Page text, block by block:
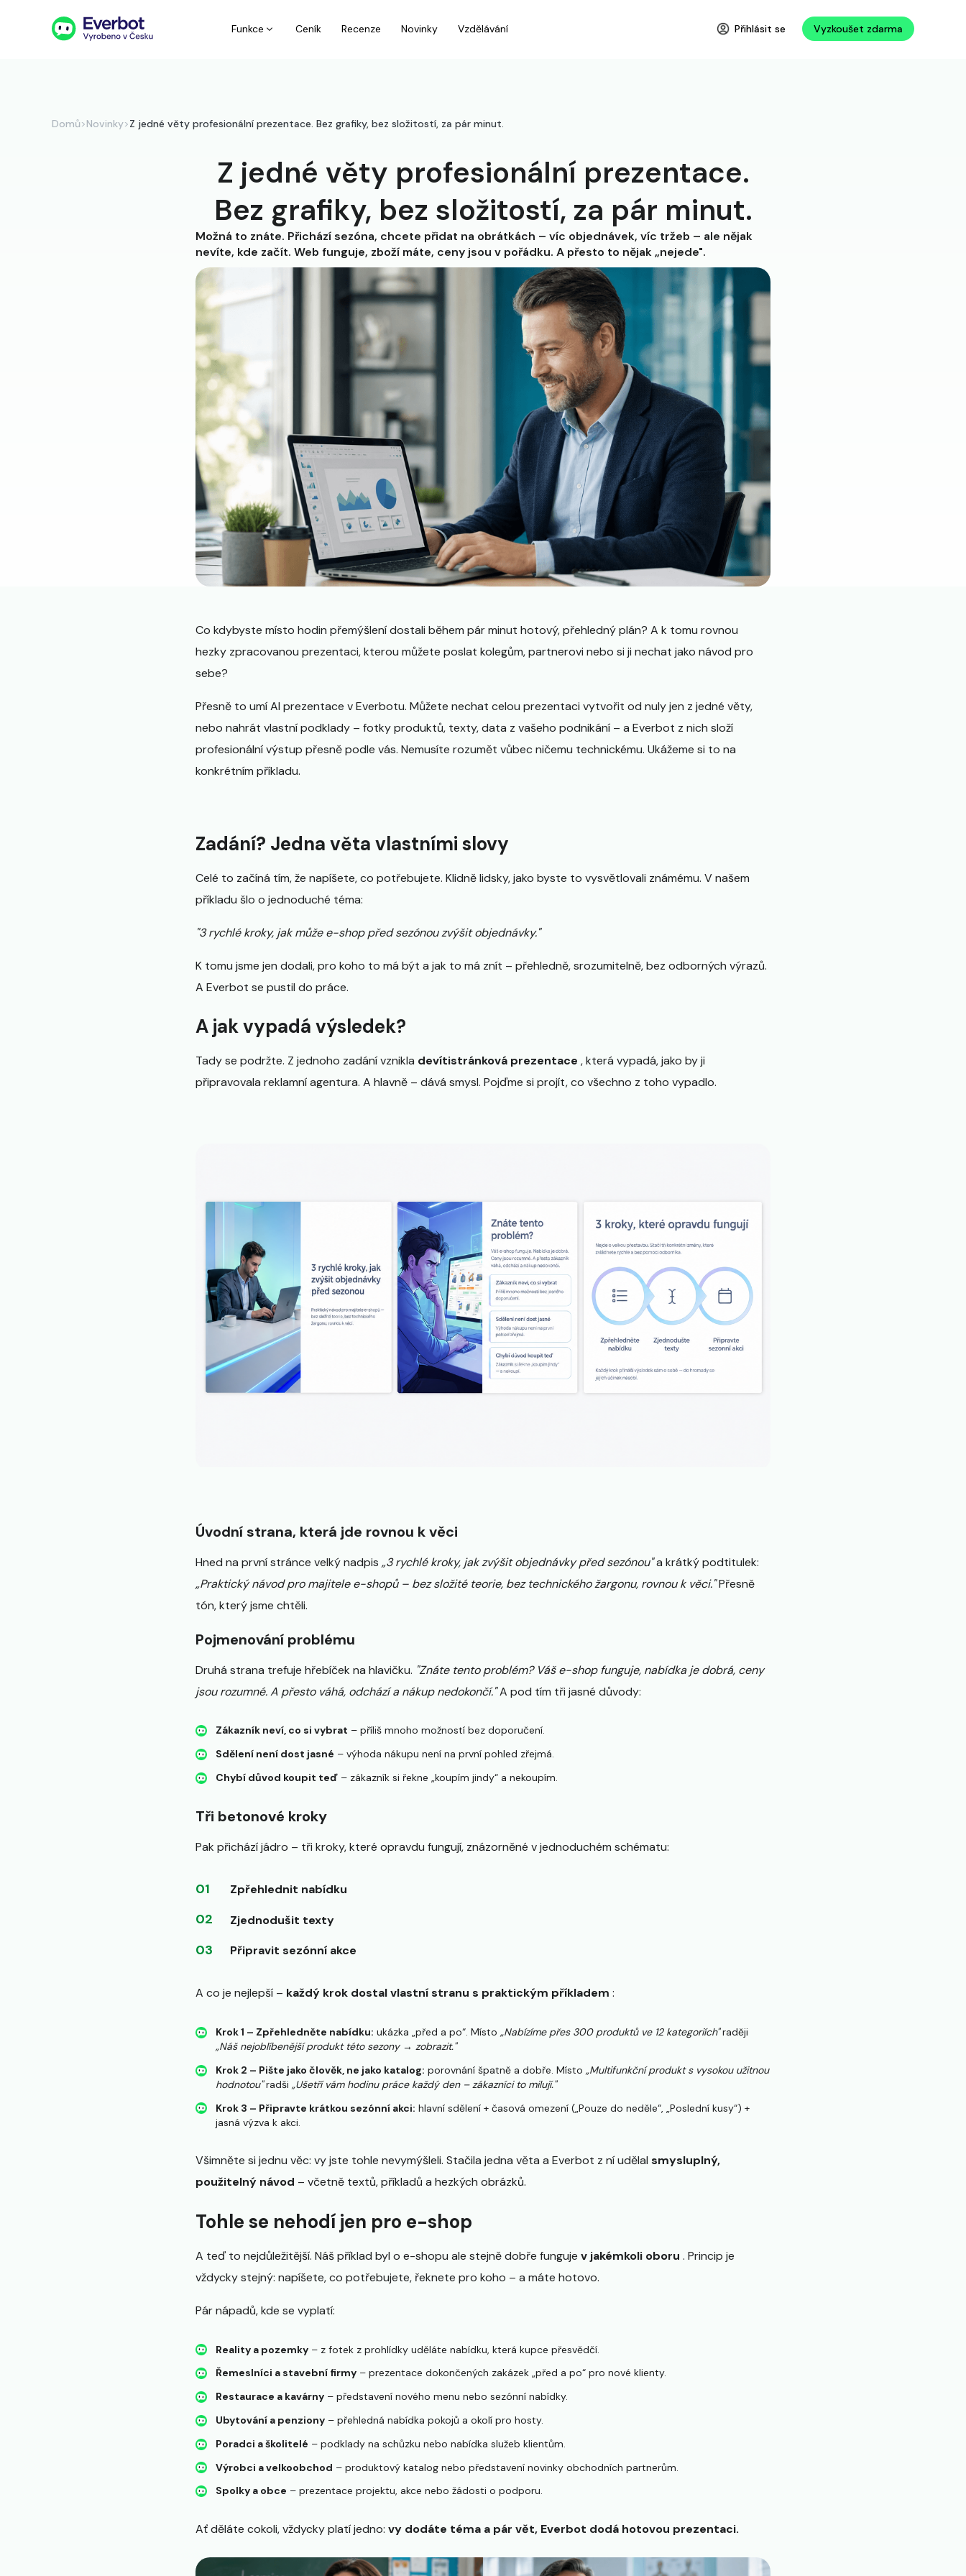
Funkce Ceník Recenze Novinky Vzdělávání Přihlásit se Vyzkoušet zdarma
Domů>Novinky>Z jedné věty profesionální prezentace. Bez grafiky, bez složitostí, za pár minut.
Z jedné věty profesionální prezentace.
Bez grafiky, bez složitostí, za pár minut.
Možná to znáte. Přichází sezóna, chcete přidat na obrátkách – víc objednávek, víc tržeb – ale nějak
nevíte, kde začít. Web funguje, zboží máte, ceny jsou v pořádku. A přesto to nějak „nejede".
Co kdybyste místo hodin přemýšlení dostali během pár minut hotový, přehledný plán? A k tomu rovnou
hezky zpracovanou prezentaci, kterou můžete poslat kolegům, partnerovi nebo si ji nechat jako návod pro
sebe?
Přesně to umí AI prezentace v Everbotu. Můžete nechat celou prezentaci vytvořit od nuly jen z jedné věty,
nebo nahrát vlastní podklady – fotky produktů, texty, data z vašeho podnikání – a Everbot z nich složí
profesionální výstup přesně podle vás. Nemusíte rozumět vůbec ničemu technickému. Ukážeme si to na
konkrétním příkladu.
Zadání? Jedna věta vlastními slovy
Celé to začíná tím, že napíšete, co potřebujete. Klidně lidsky, jako byste to vysvětlovali známému. V našem
příkladu šlo o jednoduché téma:
"3 rychlé kroky, jak může e-shop před sezónou zvýšit objednávky."
K tomu jsme jen dodali, pro koho to má být a jak to má znít – přehledně, srozumitelně, bez odborných výrazů.
A Everbot se pustil do práce.
A jak vypadá výsledek?
Tady se podržte. Z jednoho zadání vznikla devítistránková prezentace , která vypadá, jako by ji
připravovala reklamní agentura. A hlavně – dává smysl. Pojďme si projít, co všechno z toho vypadlo.
Úvodní strana, která jde rovnou k věci
Hned na první stránce velký nadpis „3 rychlé kroky, jak zvýšit objednávky před sezónou"a krátký podtitulek:
„Praktický návod pro majitele e-shopů – bez složité teorie, bez technického žargonu, rovnou k věci."Přesně
tón, který jsme chtěli.
Pojmenování problému
Druhá strana trefuje hřebíček na hlavičku. "Znáte tento problém? Váš e-shop funguje, nabídka je dobrá, ceny
jsou rozumné. A přesto váhá, odchází a nákup nedokončí."A pod tím tři jasné důvody:
Zákazník neví, co si vybrat – příliš mnoho možností bez doporučení.
Sdělení není dost jasné – výhoda nákupu není na první pohled zřejmá.
Chybí důvod koupit teď – zákazník si řekne „koupím jindy“ a nekoupím.
Tři betonové kroky
Pak přichází jádro – tři kroky, které opravdu fungují, znázorněné v jednoduchém schématu:
Zpřehlednit nabídku
Zjednodušit texty
Připravit sezónní akce
A co je nejlepší – každý krok dostal vlastní stranu s praktickým příkladem :
Krok 1 – Zpřehledněte nabídku: ukázka „před a po“. Místo „Nabízíme přes 300 produktů ve 12 kategoriích"raději
„Náš nejoblíbenější produkt této sezony → zobrazit."
Krok 2 – Pište jako člověk, ne jako katalog: porovnání špatně a dobře. Místo „Multifunkční produkt s vysokou užitnou
hodnotou"radši „Ušetří vám hodinu práce každý den – zákazníci to milují."
Krok 3 – Připravte krátkou sezónní akci: hlavní sdělení + časová omezení („Pouze do neděle“, „Poslední kusy“) +
jasná výzva k akci.
Všimněte si jednu věc: vy jste tohle nevymýšleli. Stačila jedna věta a Everbot z ní udělal smysluplný,
použitelný návod – včetně textů, příkladů a hezkých obrázků.
Tohle se nehodí jen pro e-shop
A teď to nejdůležitější. Náš příklad byl o e-shopu ale stejně dobře funguje v jakémkoli oboru . Princip je
vždycky stejný: napíšete, co potřebujete, řeknete pro koho – a máte hotovo.
Pár nápadů, kde se vyplatí:
Reality a pozemky – z fotek z prohlídky uděláte nabídku, která kupce přesvědčí.
Řemeslníci a stavební firmy – prezentace dokončených zakázek „před a po“ pro nové klienty.
Restaurace a kavárny – představení nového menu nebo sezónní nabídky.
Ubytování a penziony – přehledná nabídka pokojů a okolí pro hosty.
Poradci a školitelé – podklady na schůzku nebo nabídka služeb klientům.
Výrobci a velkoobchod – produktový katalog nebo představení novinky obchodních partnerům.
Spolky a obce – prezentace projektu, akce nebo žádosti o podporu.
Ať děláte cokoli, vždycky platí jedno: vy dodáte téma a pár vět, Everbot dodá hotovou prezentaci.